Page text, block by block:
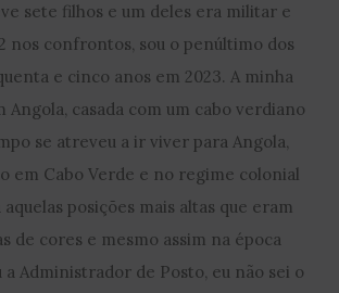
sete filhos e um deles era militar e
nos confrontos, sou o penúltimo dos
e cinco anos em 2023. A minha
Angola, casada com um cabo verdiano
se atreveu a ir viver para Angola,
em Cabo Verde e no regime colonial
posições mais altas que eram
de cores e mesmo assim na época
Administrador de Posto, eu não sei o